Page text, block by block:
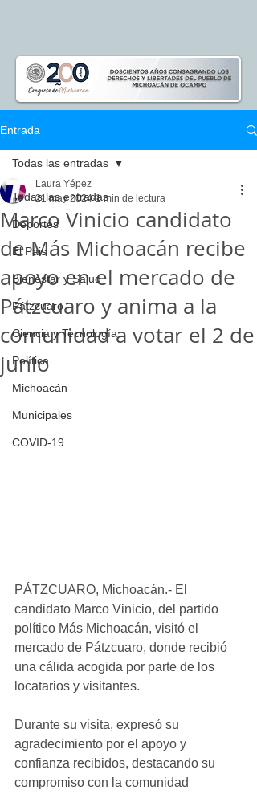
Entrada
Todas las entradas
Deportes
El Pais
Bienestar y Salud
Pátzcuaro
Ciencia y Tecnología
Política
Michoacán
Municipales
COVID-19
Todas las entradas
Marco Vinicio candidato
de Más Michoacán recibe
apoyo en el mercado de
Pátzcuaro y anima a la
comunidad a votar el 2 de
junio
Laura Yépez
21 may 2024 1 min de lectura
PÁTZCUARO, Michoacán.- El
candidato Marco Vinicio, del partido
político Más Michoacán, visitó el
mercado de Pátzcuaro, donde recibió
una cálida acogida por parte de los
locatarios y visitantes.
Durante su visita, expresó su
agradecimiento por el apoyo y
confianza recibidos, destacando su
compromiso con la comunidad